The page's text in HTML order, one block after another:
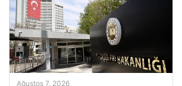
Ağustos 7, 2026